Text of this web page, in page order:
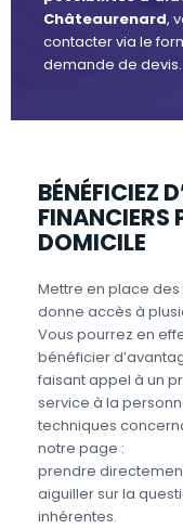
Châteaurenard,
contacter via le
demande de devis.
BÉNÉFICIEZ
FINANCIERS
DOMICILE
Mettre en place
donne accès à
Vous pourrez en
bénéficier
faisant appel à un
service à la
techniques
notre page :
prendre
aiguiller sur la
inhérentes.